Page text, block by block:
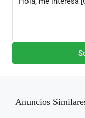
Anuncios